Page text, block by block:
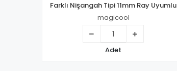
Farklı Nişangah Tipi 11mm Ray Uyumlu
magicool
Adet